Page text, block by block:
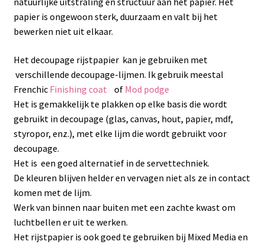
papier is ongewoon sterk, duurzaam en valt bij het
bewerken niet uit elkaar.
Het decoupage rijstpapier kan je gebruiken met
verschillende decoupage-lijmen. Ik gebruik meestal
Frenchic Finishing coat ofMod podge
Het is gemakkelijk te plakken op elke basis die wordt
gebruikt in decoupage (glas, canvas, hout, papier, mdf,
styropor, enz.), met elke lijm die wordt gebruikt voor
decoupage.
Het is een goed alternatief in de servettechniek.
De kleuren blijven helder en vervagen niet als ze in contact
komen met de lijm.
Werk van binnen naar buiten met een zachte kwast om
luchtbellen er uit te werken.
Het rijstpapier is ook goed te gebruiken bij Mixed Media en